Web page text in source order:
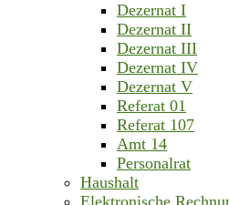
Dezernat I
Dezernat II
Dezernat III
Dezernat IV
Dezernat V
Referat 01
Referat 107
Amt 14
Personalrat
Haushalt
Elektronische